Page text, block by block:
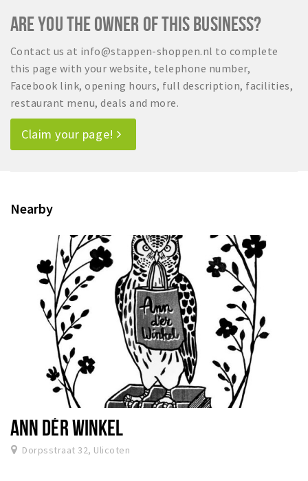
ARE YOU THE OWNER OF THIS BUSINESS?
Contact us at info@stappen-shoppen.nl to complete
this page with your website, telephone number,
Facebook link, opening hours, full description, facilities,
restaurant menu, deals and more.
Claim your page!
Nearby
ANN DÉR WINKEL
Dorpsstraat 32, Ulicoten